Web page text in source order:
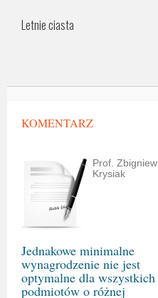
Letnie ciasta
KOMENTARZ
Prof. Zbigniew
Krysiak
Jednakowe minimalne
wynagrodzenie nie jest
optymalne dla wszystkich
podmiotów o różnej